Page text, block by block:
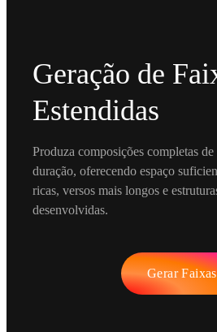
Geração de
Estendidas
Produza composições completas
duração, oferecendo espaço
ricas, versos mais longos e
desenvolvidas.
Gerar Faixas